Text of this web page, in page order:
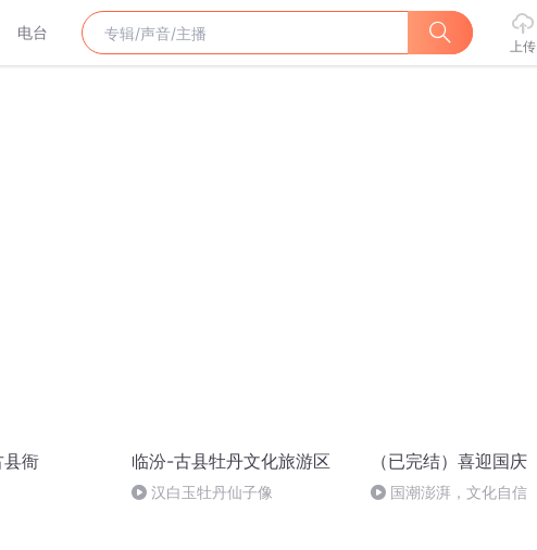
电台
上传
衙 临汾-古县牡丹文化旅游区
汉白玉牡丹仙子像
（已完结）喜迎国庆
国潮澎湃，文化自信